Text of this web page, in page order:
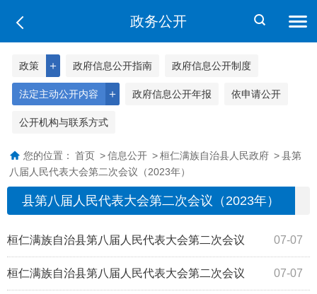
政务公开
＋
政策 政府信息公开指南 政府信息公开制度
＋
法定主动公开内容 政府信息公开年报 依申请公开
公开机构与联系方式
您的位置： 首页 > 信息公开 > 桓仁满族自治县人民政府 > 县第
八届人民代表大会第二次会议（2023年）
县第八届人民代表大会第二次会议（2023年）
07-07
桓仁满族自治县第八届人民代表大会第二次会议
《关于加强一体化保洁，提升江南园区环境卫... 07-07
桓仁满族自治县第八届人民代表大会第二次会议